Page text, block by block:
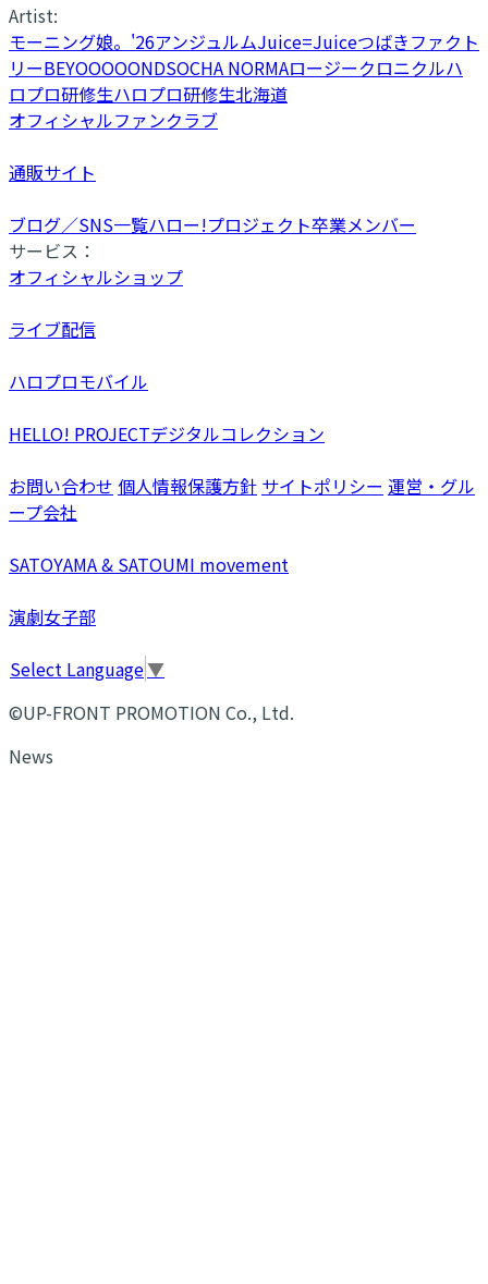
Artist:
モーニング娘。'26アンジュルムJuice=Juiceつばきファクト
リーBEYOOOOONDSOCHA NORMAロージークロニクルハ
ロプロ研修生ハロプロ研修生北海道
オフィシャルファンクラブ
通販サイト
ブログ／SNS一覧ハロー!プロジェクト卒業メンバー
サービス：
オフィシャルショップ
ライブ配信
ハロプロモバイル
HELLO! PROJECTデジタルコレクション
お問い合わせ 個人情報保護方針 サイトポリシー 運営・グル
ープ会社
SATOYAMA & SATOUMI movement
演劇女子部
Select Language▼
©UP-FRONT PROMOTION Co., Ltd.
News